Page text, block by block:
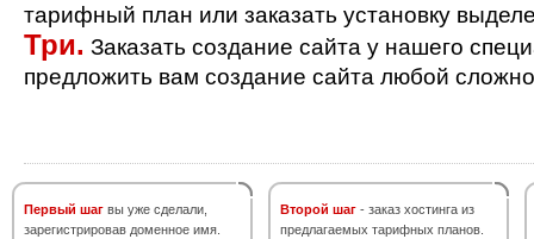
тарифный план или заказать установку
Три. Заказать создание сайта у нашего
предложить вам создание сайта любой
Первый шаг вы уже сделали,
зарегистрировав доменное имя.
Второй шаг - заказ хостинга из
предлагаемых тарифных планов.